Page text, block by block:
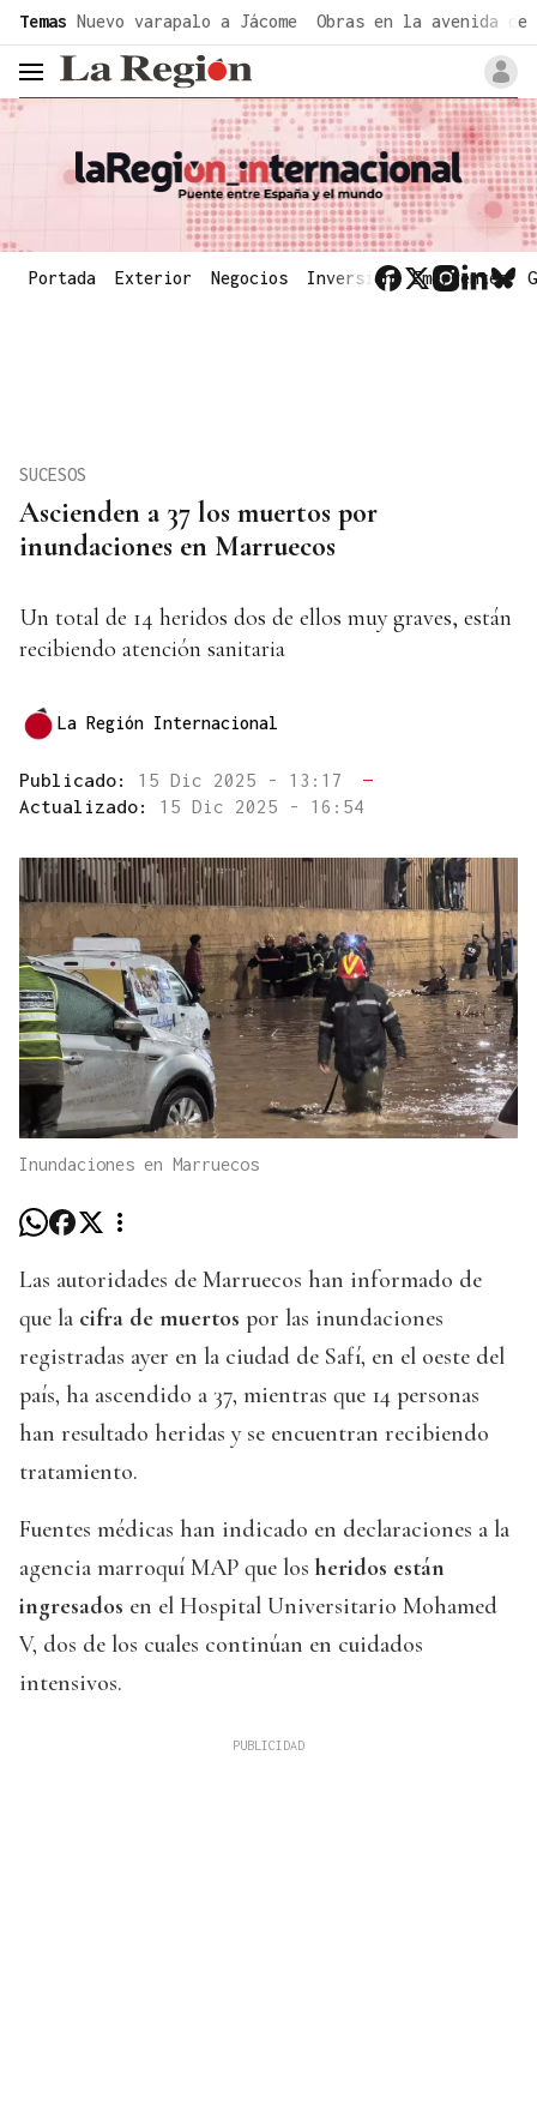
Temas Nuevo varapalo a Jácome Obras en la avenida de
header.menu.open
Portada Exterior Negocios Inversión Emergentes
Ascienden a 37 los muertos por
inundaciones en Marruecos
SUCESOS
Un total de 14 heridos dos de ellos muy graves, están
recibiendo atención sanitaria
La Región Internacional
Publicado: 15 Dic 2025 - 13:17
—
Actualizado: 15 Dic 2025 - 16:54
Inundaciones en Marruecos
Las autoridades de Marruecos han informado de
que la cifra de muertos por las inundaciones
registradas ayer en la ciudad de Safí, en el oeste del
país, ha ascendido a 37, mientras que 14 personas
han resultado heridas y se encuentran recibiendo
tratamiento.
Fuentes médicas han indicado en declaraciones a la
agencia marroquí MAP que los heridos están
ingresados en el Hospital Universitario Mohamed
V, dos de los cuales continúan en cuidados
intensivos.